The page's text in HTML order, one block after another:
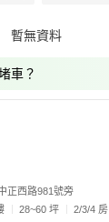
暫無資料
車？
正西路981號旁
28~60 坪 2/3/4 房